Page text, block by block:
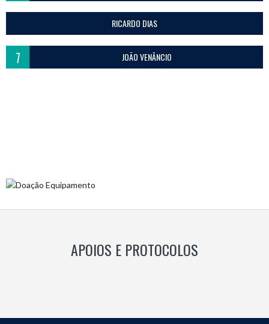
RICARDO DIAS
7 JOÃO VENÂNCIO
APOIOS E PROTOCOLOS